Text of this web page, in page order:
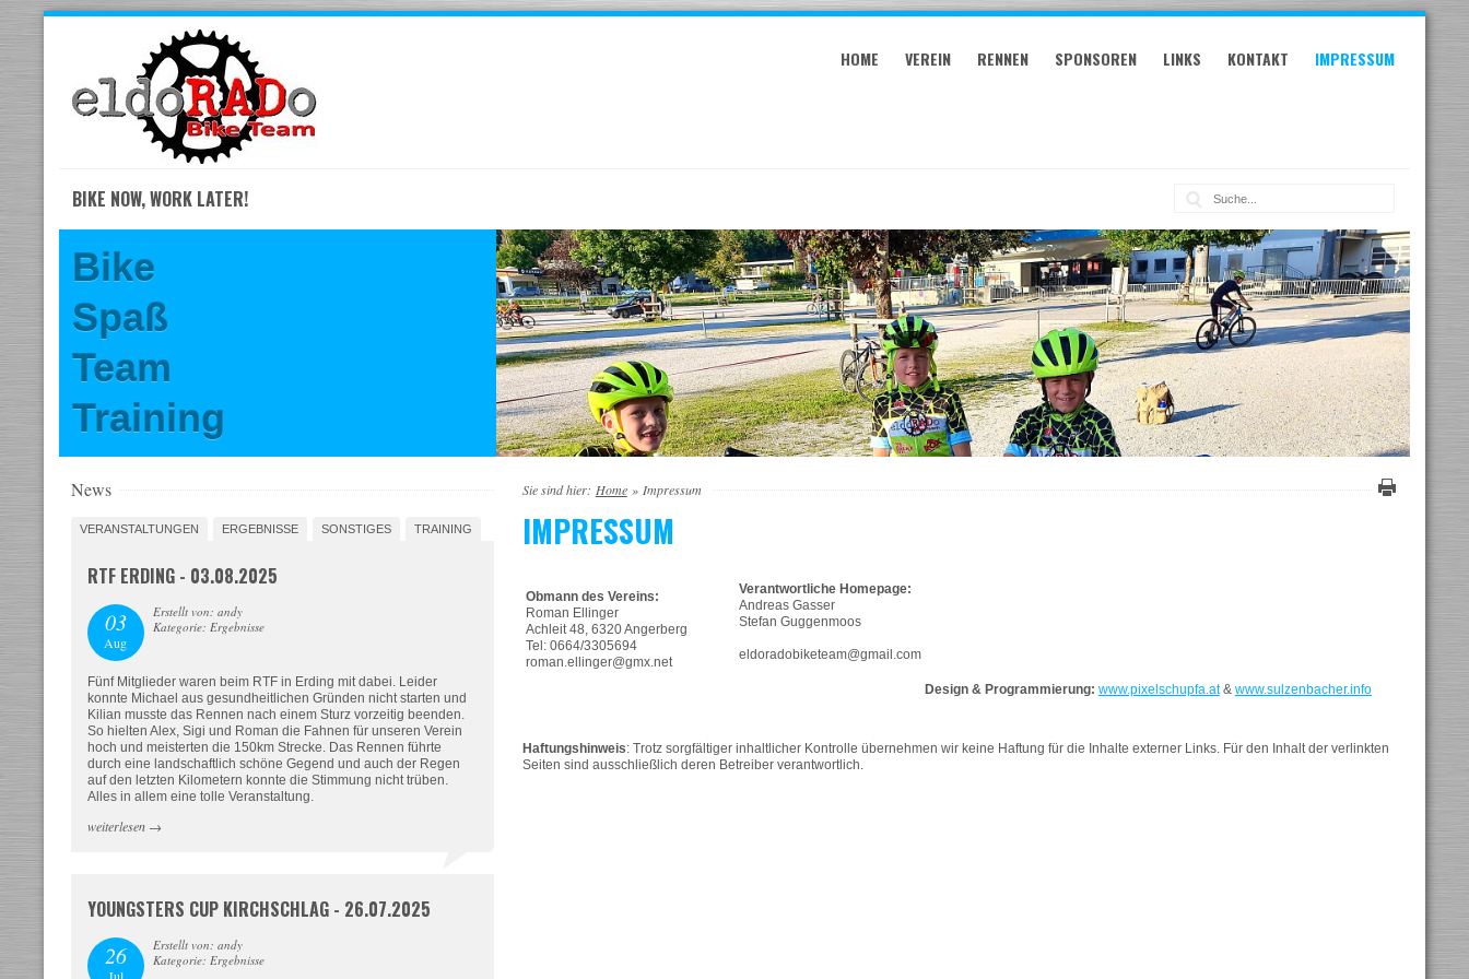
content
HOME VEREIN RENNEN SPONSOREN LINKS KONTAKT IMPRESSUM
BIKE NOW, WORK LATER! Suche:
Bike
Spaß
Team
Training
Sie sind hier: Home » Impressum
IMPRESSUM
Obmann des Vereins:
Roman Ellinger
Achleit 48, 6320 Angerberg
Tel: 0664/3305694
roman.ellinger@gmx.net
Verantwortliche Homepage:
Andreas Gasser
Stefan Guggenmoos
eldoradobiketeam@gmail.com
Design & Programmierung: www.pixelschupfa.at& www.sulzenbacher.info
Haftungshinweis: Trotz sorgfältiger inhaltlicher Kontrolle übernehmen wir keine Haftung für die Inhalte externer Links. Für den Inhalt der verlinkten
Seiten sind ausschließlich deren Betreiber verantwortlich.
News
VERANSTALTUNGEN ERGEBNISSE SONSTIGES TRAINING
RTF ERDING - 03.08.2025
03
Aug
Erstellt von: andy
Kategorie: Ergebnisse
Fünf Mitglieder waren beim RTF in Erding mit dabei. Leider
konnte Michael aus gesundheitlichen Gründen nicht starten und
Kilian musste das Rennen nach einem Sturz vorzeitig beenden.
So hielten Alex, Sigi und Roman die Fahnen für unseren Verein
hoch und meisterten die 150km Strecke. Das Rennen führte
durch eine landschaftlich schöne Gegend und auch der Regen
auf den letzten Kilometern konnte die Stimmung nicht trüben.
Alles in allem eine tolle Veranstaltung.
weiterlesen→
YOUNGSTERS CUP KIRCHSCHLAG - 26.07.2025
26
Erstellt von: andy
Kategorie: Ergebnisse